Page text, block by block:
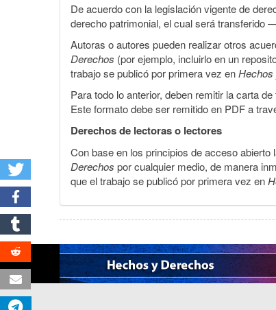
De acuerdo con la legislación vigente de
derecho patrimonial, el cual será
Autoras o autores pueden realizar otros
Derechos (por ejemplo, incluirlo en un
trabajo se publicó por primera vez enHechos
Para todo lo anterior, deben remitir la carta
Este formato debe ser remitido en PDF a
Derechos de lectoras o lectores
Con base en los principios de acceso
Derechos por cualquier medio, de manera
que el trabajo se publicó por primera vez en